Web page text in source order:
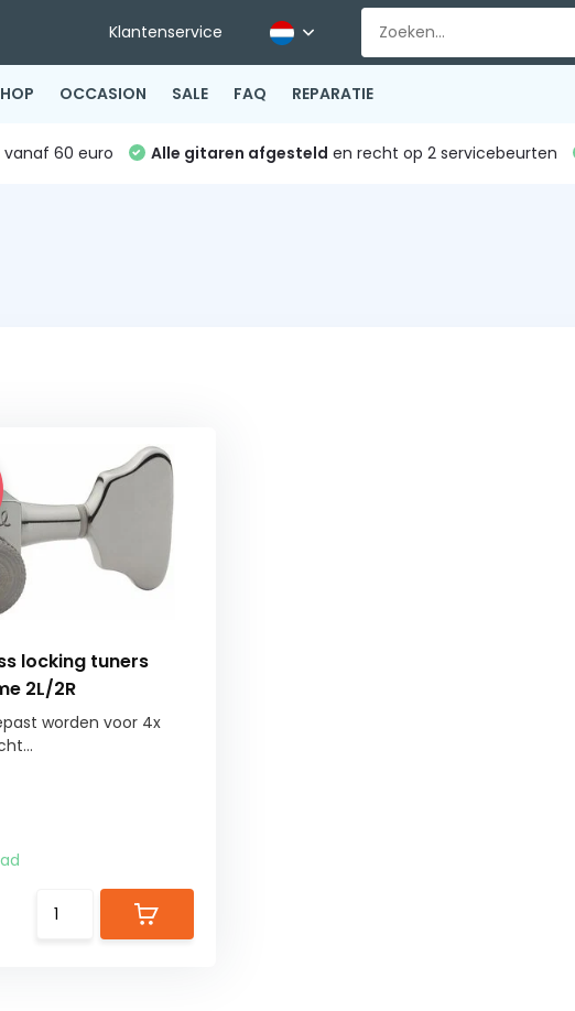
Klantenservice
OCCASION SALE FAQ REPARATIE
vanaf 60 euro Alle gitaren afgesteld en recht op 2 servicebeurten
locking tuners
2L/2R
worden voor 4x